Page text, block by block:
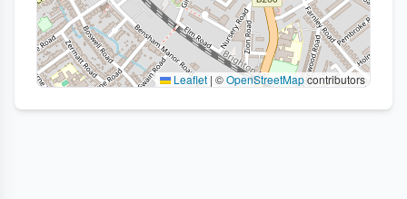
Leaflet | ©OpenStreetMapcontributors